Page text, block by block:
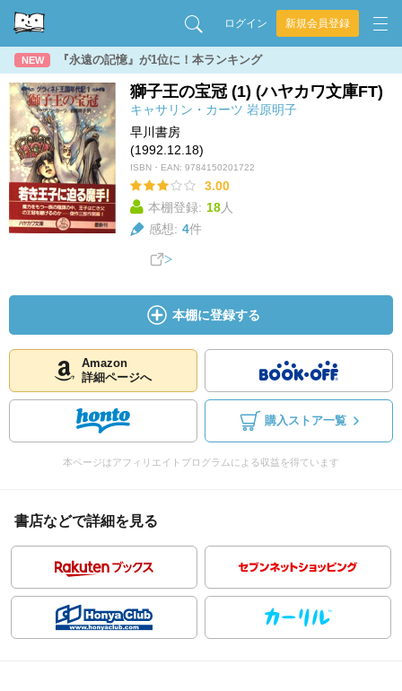
ログイン 新規会員登録
NEW 『永遠の記憶』が1位に！本ランキング
獅子王の宝冠 (1) (ハヤカワ文庫FT)
キャサリン・カーツ 岩原明子
早川書房
(1992.12.18)
ISBN・EAN: 9784150201722
3.00
本棚登録: 18人
感想: 4件
本棚に登録する
Amazon
詳細ページへ
購入ストア一覧
本ページはアフィリエイトプログラムによる収益を得ています
書店などで詳細を見る